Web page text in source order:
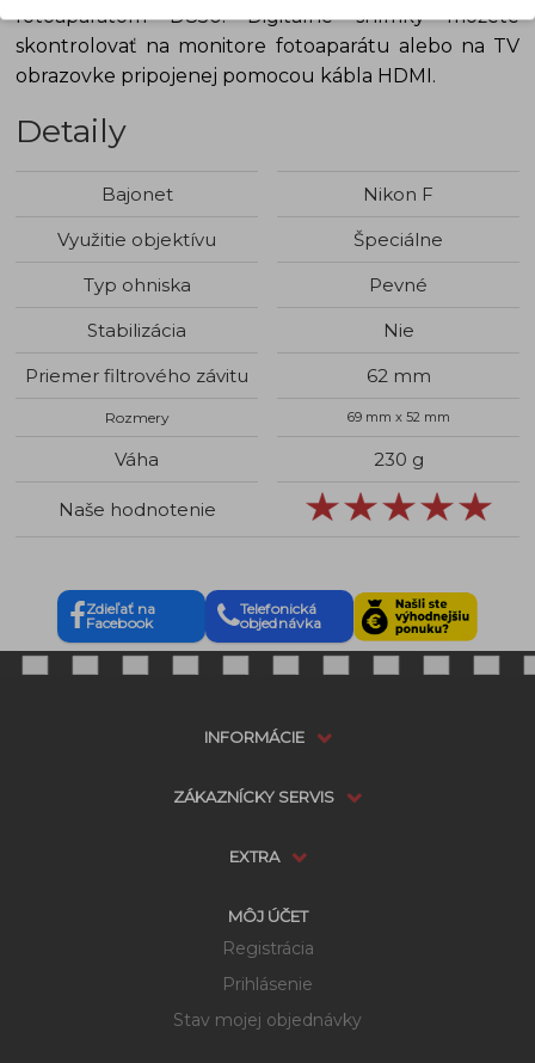
fotoaparátom D850. Digitálne snímky môžete
skontrolovať na monitore fotoaparátu alebo na TV
obrazovke pripojenej pomocou kábla HDMI.
Detaily
Bajonet
Nikon F
Využitie objektívu
Špeciálne
Typ ohniska
Pevné
Stabilizácia
Nie
Priemer filtrového závitu
62 mm
Rozmery 69 mm x 52 mm
Váha 230 g
Naše hodnotenie
Zdieľať na
Facebook
Telefonická
objednávka
INFORMÁCIE
ZÁKAZNÍCKY SERVIS
EXTRA
MÔJ ÚČET
Registrácia
Prihlásenie
Stav mojej objednávky